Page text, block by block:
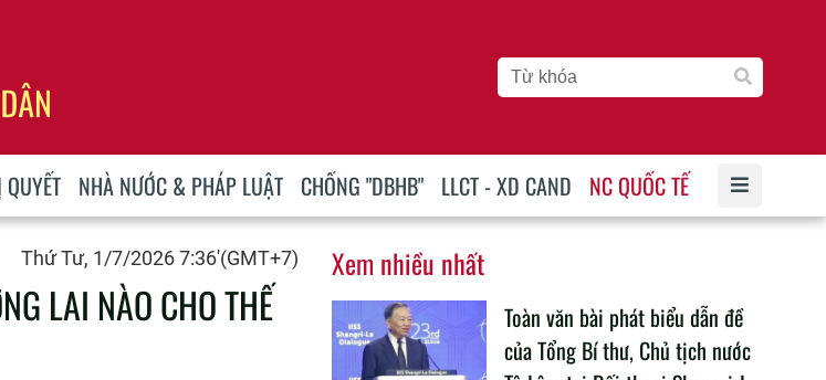
NHÀ NƯỚC & PHÁP LUẬT CHỐNG "DBHB" LLCT - XD CAND NC QUỐC TẾ
Thứ Tư, 1/7/2026 7:36'(GMT+7)
LAI NÀO CHO THẾ
Xem nhiều nhất
Toàn văn bài phát biểu dẫn đề
của Tổng Bí thư, Chủ tịch nước